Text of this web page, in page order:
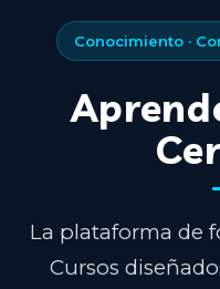
Conocimiento ·
La plataforma de
Cursos